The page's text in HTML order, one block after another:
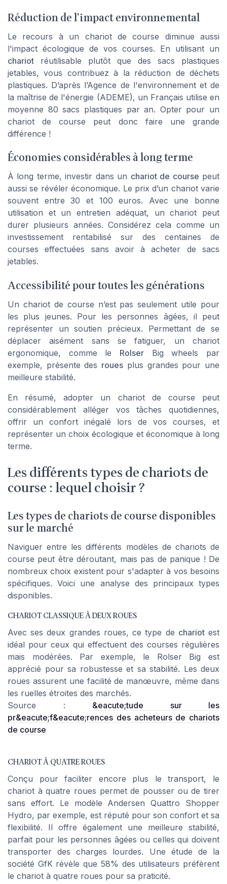
Réduction de l'impact environnemental
Le recours à un chariot de course diminue aussi
l'impact écologique de vos courses. En utilisant un
chariot réutilisable plutôt que des sacs plastiques
jetables, vous contribuez à la réduction de déchets
plastiques. D’après l’Agence de l'environnement et de
la maîtrise de l'énergie (ADEME), un Français utilise en
moyenne 80 sacs plastiques par an. Opter pour un
chariot de course peut donc faire une grande
différence !
Économies considérables à long terme
À long terme, investir dans un chariot de course peut
aussi se révéler économique. Le prix d’un chariot varie
souvent entre 30 et 100 euros. Avec une bonne
utilisation et un entretien adéquat, un chariot peut
durer plusieurs années. Considérez cela comme un
investissement rentabilisé sur des centaines de
courses effectuées sans avoir à acheter de sacs
jetables.
Accessibilité pour toutes les générations
Un chariot de course n’est pas seulement utile pour
les plus jeunes. Pour les personnes âgées, il peut
représenter un soutien précieux. Permettant de se
déplacer aisément sans se fatiguer, un chariot
ergonomique, comme le Rolser Big wheels par
exemple, présente des roues plus grandes pour une
meilleure stabilité.
En résumé, adopter un chariot de course peut
considérablement alléger vos tâches quotidiennes,
offrir un confort inégalé lors de vos courses, et
représenter un choix écologique et économique à long
terme.
Les différents types de chariots de
course : lequel choisir ?
Les types de chariots de course disponibles
sur le marché
Naviguer entre les différents modèles de chariots de
course peut être déroutant, mais pas de panique ! De
nombreux choix existent pour s'adapter à vos besoins
spécifiques. Voici une analyse des principaux types
disponibles.
CHARIOT CLASSIQUE À DEUX ROUES
Avec ses deux grandes roues, ce type de chariotest
idéal pour ceux qui effectuent des courses régulières
mais modérées. Par exemple, le Rolser Big est
apprécié pour sa robustesse et sa stabilité. Les deux
roues assurent une facilité de manœuvre, même dans
les ruelles étroites des marchés.
Source : &eacute;tude sur les
pr&eacute;f&eacute;rences des acheteurs de chariots
de course
CHARIOT À QUATRE ROUES
Conçu pour faciliter encore plus le transport, le
chariot à quatre roues permet de pousser ou de tirer
sans effort. Le modèle Andersen Quattro Shopper
Hydro, par exemple, est réputé pour son confort et sa
flexibilité. Il offre également une meilleure stabilité,
parfait pour les personnes âgées ou celles qui doivent
transporter des charges lourdes. Une étude de la
société GfK révèle que 58% des utilisateurs préfèrent
le chariot à quatre roues pour sa praticité.